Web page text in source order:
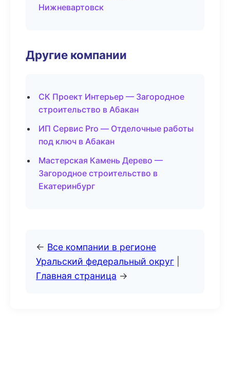
Нижневартовск
Другие компании
СК Проект Интерьер — Загородное
строительство в Абакан
ИП Сервис Pro — Отделочные работы
под ключ в Абакан
Мастерская Камень Дерево —
Загородное строительство в
Екатеринбург
← Все компании в регионе
Уральский федеральный округ
Главная страница →